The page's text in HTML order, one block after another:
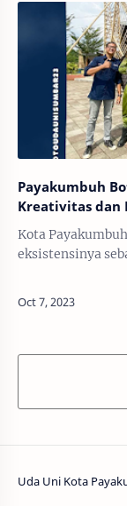
Payakumbuh
Kreativitas dan
Kota
eksistensinya
biasa untuk …